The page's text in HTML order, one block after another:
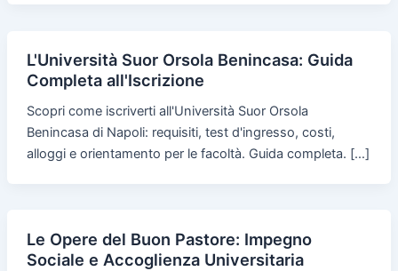
L'Università Suor Orsola Benincasa: Guida
Completa all'Iscrizione
Scopri come iscriverti all'Università Suor Orsola
Benincasa di Napoli: requisiti, test d'ingresso, costi,
alloggi e orientamento per le facoltà. Guida completa. […]
Le Opere del Buon Pastore: Impegno
Sociale e Accoglienza Universitaria